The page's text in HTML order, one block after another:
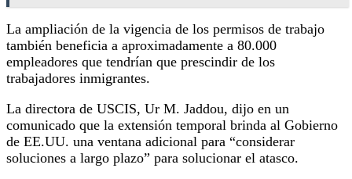
La ampliación de la vigencia de los permisos de trabajo
también beneficia a aproximadamente a 80.000
empleadores que tendrían que prescindir de los
trabajadores inmigrantes.
La directora de USCIS, Ur M. Jaddou, dijo en un
comunicado que la extensión temporal brinda al Gobierno
de EE.UU. una ventana adicional para “considerar
soluciones a largo plazo” para solucionar el atasco.